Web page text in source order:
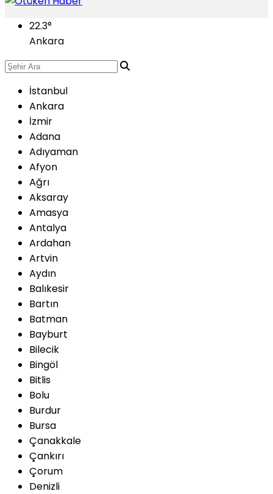
22.3°
Ankara
İstanbul
Ankara
İzmir
Adana
Adıyaman
Afyon
Ağrı
Aksaray
Amasya
Antalya
Ardahan
Artvin
Aydın
Balıkesir
Bartın
Batman
Bayburt
Bilecik
Bingöl
Bitlis
Bolu
Burdur
Bursa
Çanakkale
Çankırı
Çorum
Denizli